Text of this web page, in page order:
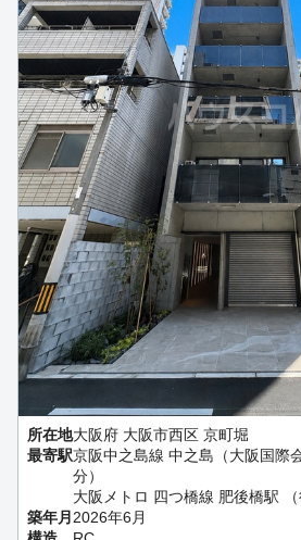
所在地大阪府 大阪市西区 京町堀
最寄駅京阪中之島線 中之島（大阪国際
分）
大阪メトロ 四つ橋線 肥後橋駅 （
築年月2026年6月